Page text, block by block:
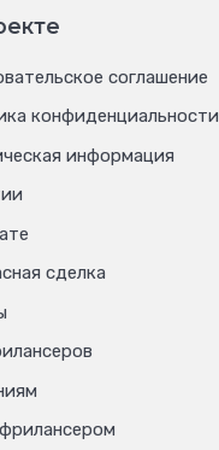
соглашение
конфиденциальности
информация
сделка